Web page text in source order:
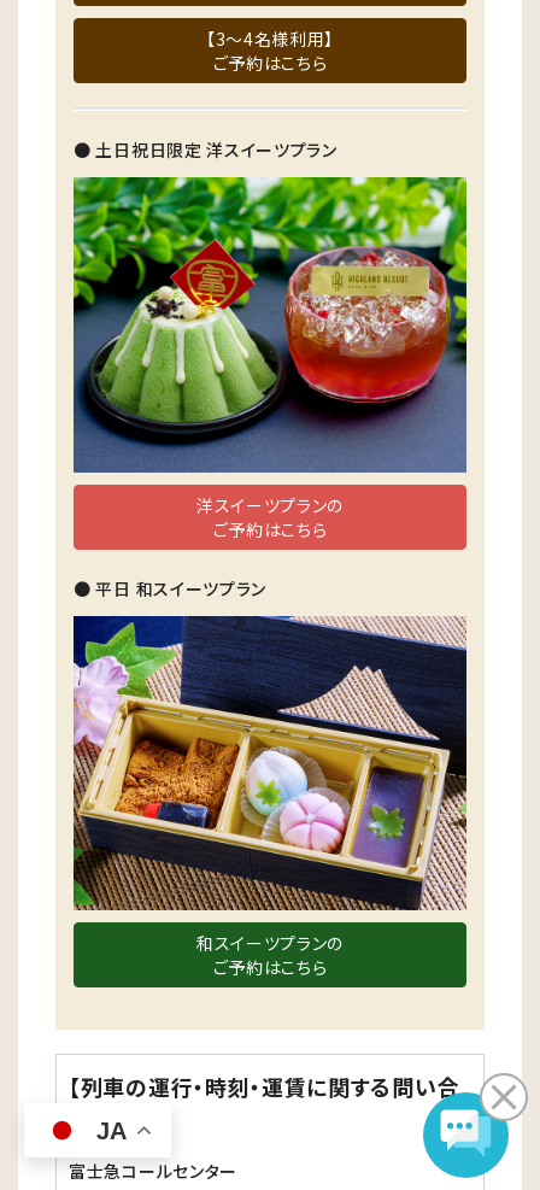
JA
【3～4名様利用】
ご予約はこちら
● 土日祝日限定 洋スイーツプラン
洋スイーツプランの
ご予約はこちら
● 平日 和スイーツプラン
和スイーツプランの
ご予約はこちら
【列車の運行・時刻・運賃に関する問い合
わせ】
富士急コールセンター